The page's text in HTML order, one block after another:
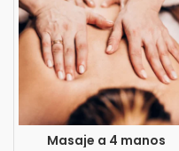
Masaje a 4 manos